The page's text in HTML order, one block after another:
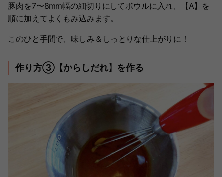
豚肉を7〜8mm幅の細切りにしてボウルに入れ、【A】を
順に加えてよくもみ込みます。
このひと手間で、味しみ＆しっとりな仕上がりに！
作り方③【からしだれ】を作る